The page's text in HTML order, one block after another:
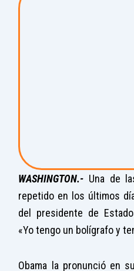
WASHINGTON.- Una de
repetido en los últimos
del presidente de
«Yo tengo un bolígrafo y
Obama la pronunció en